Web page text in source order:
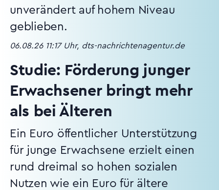
unverändert auf hohem Niveau
geblieben.
06.08.26 11:17 Uhr, dts-nachrichtenagentur.de
Studie: Förderung junger
Erwachsener bringt mehr
als bei Älteren
Ein Euro öffentlicher Unterstützung
für junge Erwachsene erzielt einen
rund dreimal so hohen sozialen
Nutzen wie ein Euro für ältere